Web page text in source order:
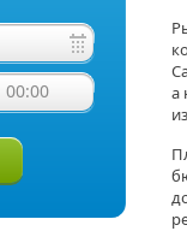
00:00
а